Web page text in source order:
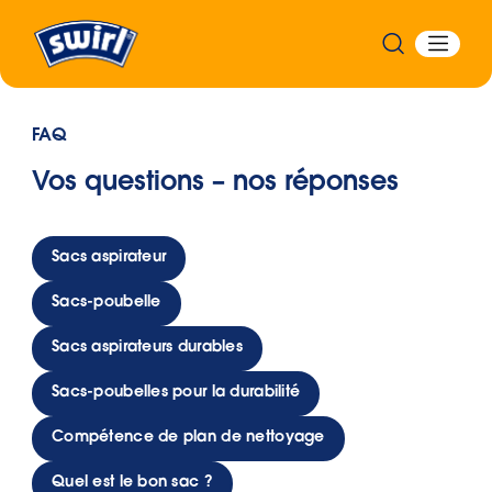
FAQ
Vos questions – nos réponses
Sacs aspirateur
Sacs-poubelle
Sacs aspirateurs durables
Sacs-poubelles pour la durabilité
Compétence de plan de nettoyage
Quel est le bon sac ?